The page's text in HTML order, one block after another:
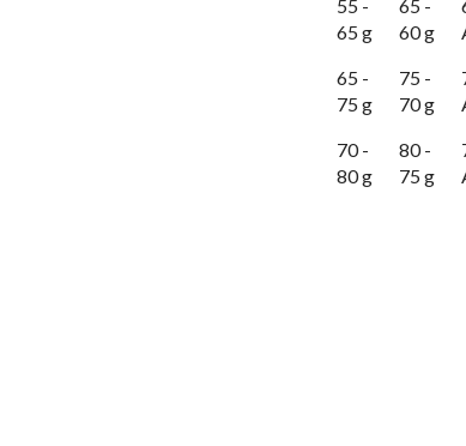
55 -
65 g
65 -
60 g
65 -
75 g
75 -
70 g
70 -
80 g
80 -
75 g